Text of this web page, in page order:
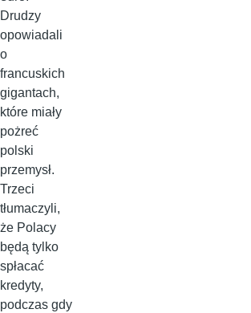
Drudzy
opowiadali
o
francuskich
gigantach,
które miały
pożreć
polski
przemysł.
Trzeci
tłumaczyli,
że Polacy
będą tylko
spłacać
kredyty,
podczas gdy